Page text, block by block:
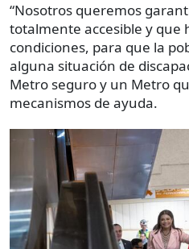
“Nosotros queremos
totalmente accesible y que
condiciones, para que la
alguna situación de
Metro seguro y un Metro
mecanismos de ayuda.